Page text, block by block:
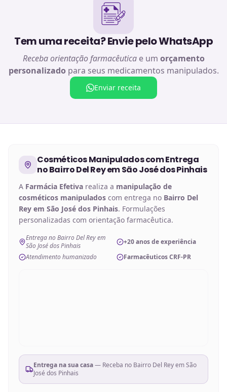
Tem uma receita? Envie pelo WhatsApp
Receba orientação farmacêuticae um orçamento
personalizado para seus medicamentos manipulados.
Enviar receita
Cosméticos Manipuladoscom Entrega
noBairro Del Rey em São José dos Pinhais
A Farmácia Efetiva realiza a manipulação de
cosméticos manipulados com entrega no Bairro Del
Rey em São José dos Pinhais. Formulações
personalizadas com orientação farmacêutica.
Entrega no Bairro Del Rey em
São José dos Pinhais
+20 anos de experiência
Atendimento humanizado
Farmacêuticos CRF-PR
Entrega na sua casa— Receba no Bairro Del Rey em São
José dos Pinhais